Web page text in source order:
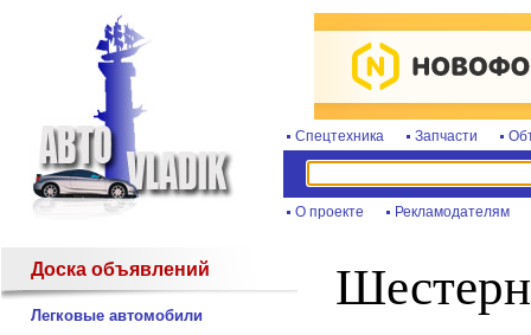
Спецтехника Запчасти
О проекте Рекламодателям
Доска объявлений
Легковые автомобили